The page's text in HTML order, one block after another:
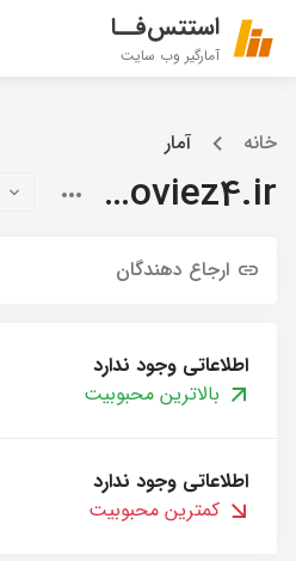
استتس‌فــا
آمارگیر وب سایت
خانه آمار
citymoviez4.ir
ارجاع دهندگان
اطلاعاتی وجود ندارد
بالاترین محبوبیت
اطلاعاتی وجود ندارد
کمترین محبوبیت